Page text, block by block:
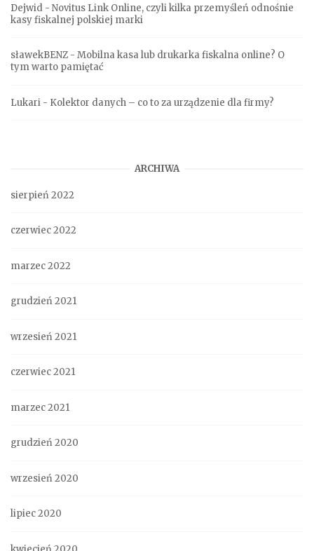
Dejwid - Novitus Link Online, czyli kilka przemyśleń odnośnie
kasy fiskalnej polskiej marki
sławekBENZ - Mobilna kasa lub drukarka fiskalna online? O
tym warto pamiętać
Lukari - Kolektor danych – co to za urządzenie dla firmy?
ARCHIWA
sierpień 2022
czerwiec 2022
marzec 2022
grudzień 2021
wrzesień 2021
czerwiec 2021
marzec 2021
grudzień 2020
wrzesień 2020
lipiec 2020